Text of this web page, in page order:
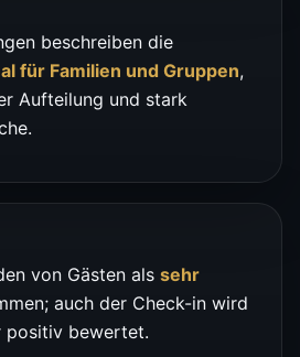
beschreiben die
für Familien und Gruppen,
Aufteilung und stark
von Gästen als sehr
auch der Check-in wird
positiv bewertet.